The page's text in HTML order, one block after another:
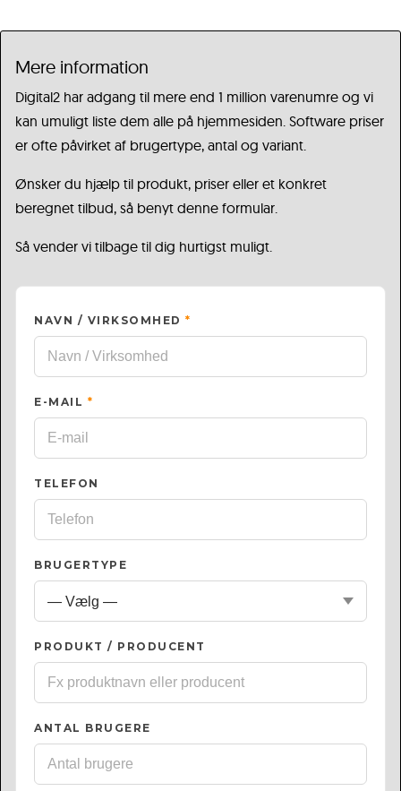
Mere information
Digital2 har adgang til mere end 1 million varenumre og vi
kan umuligt liste dem alle på hjemmesiden. Software priser
er ofte påvirket af brugertype, antal og variant.
Ønsker du hjælp til produkt, priser eller et konkret
beregnet tilbud, så benyt denne formular.
Så vender vi tilbage til dig hurtigst muligt.
NAVN / VIRKSOMHED *
E-MAIL *
TELEFON
BRUGERTYPE
PRODUKT / PRODUCENT
ANTAL BRUGERE